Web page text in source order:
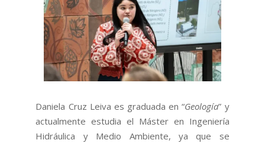
Daniela Cruz Leiva es graduada en “Geología” y
actualmente estudia el Máster en Ingeniería
Hidráulica y Medio Ambiente, ya que se